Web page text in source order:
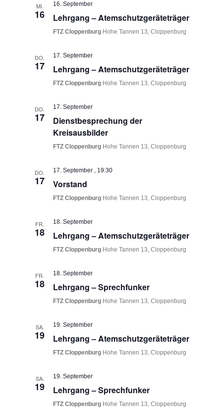
MI.
16
16. September
Lehrgang – Atemschutzgeräteträger
FTZ Cloppenburg Hohe Tannen 13, Cloppenburg
DO.
17
17. September
Lehrgang – Atemschutzgeräteträger
FTZ Cloppenburg Hohe Tannen 13, Cloppenburg
DO.
17
17. September
Dienstbesprechung der
Kreisausbilder
FTZ Cloppenburg Hohe Tannen 13, Cloppenburg
DO.
17
17. September , 19:30
Vorstand
FTZ Cloppenburg Hohe Tannen 13, Cloppenburg
FR.
18
18. September
Lehrgang – Atemschutzgeräteträger
FTZ Cloppenburg Hohe Tannen 13, Cloppenburg
FR.
18
18. September
Lehrgang – Sprechfunker
FTZ Cloppenburg Hohe Tannen 13, Cloppenburg
SA.
19
19. September
Lehrgang – Atemschutzgeräteträger
FTZ Cloppenburg Hohe Tannen 13, Cloppenburg
SA.
19
19. September
Lehrgang – Sprechfunker
FTZ Cloppenburg Hohe Tannen 13, Cloppenburg